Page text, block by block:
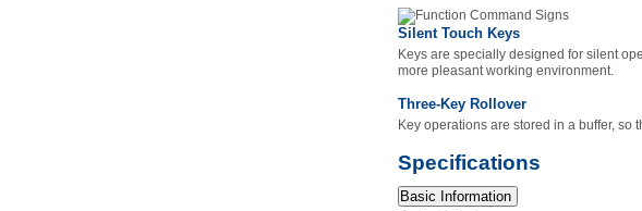
Silent Touch Keys
Keys are specially designed for silent
more pleasant working environment.
Three-Key Rollover
Key operations are stored in a buffer,
Specifications
Basic Information